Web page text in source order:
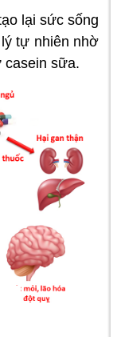
lại sức sống
tự nhiên nhờ
casein sữa.